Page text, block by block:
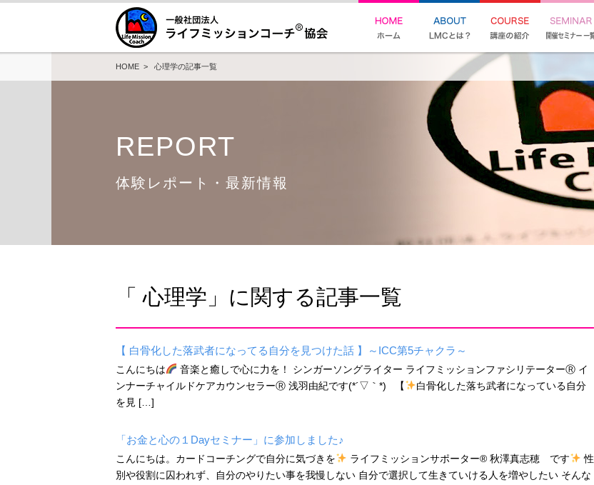
HOME > 心理学の記事一覧
REPORT
体験レポート・最新情報
「 心理学」に関する記事一覧
【 白骨化した落武者になってる自分を見つけた話 】～ICC第5チャクラ～
こんにちは
音楽と癒しで心に力を！ シンガーソングライター ライフミッションファシリテーターⓇ イ
ンナーチャイルドケアカウンセラーⓇ 浅羽由紀です(*´▽｀*) 【
白骨化した落ち武者になっている自分
を見 […]
「お金と心の１Dayセミナー」に参加しました♪
こんにちは。カードコーチングで自分に気づきを ライフミッションサポーター® 秋澤真志穂 です
性
別や役割に囚われず、自分のやりたい事を我慢しない 自分で選択して生きていける人を増やしたい そんな